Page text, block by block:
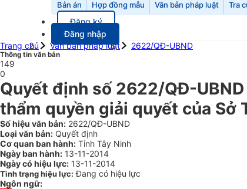
Bản án Hợp đồng mẫu Văn bản pháp luật Tra
Đăng ký
Đăng nhập
Trang chủ
Văn bản pháp luật 2622/QĐ-UBND
Thông tin văn bản
149
0
Quyết định số 2622/QĐ-
thẩm quyền giải quyết của Sở
Số hiệu văn bản: 2622/QĐ-UBND
Loại văn bản: Quyết định
Cơ quan ban hành: Tỉnh Tây Ninh
Ngày ban hành: 13-11-2014
Ngày có hiệu lực: 13-11-2014
Tình trạng hiệu lực: Đang có hiệu lực
Ngôn ngữ: